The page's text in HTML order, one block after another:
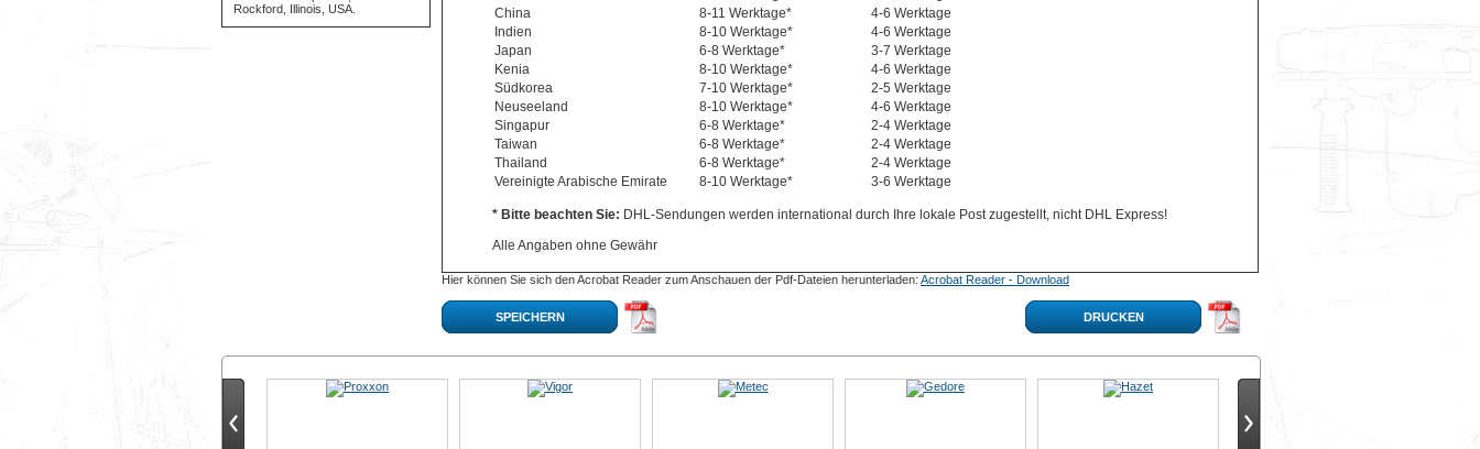
Rockford, Illinois, USA.
China
8-11 Werktage*
4-6 Werktage
Indien
8-10 Werktage*
4-6 Werktage
Japan
6-8 Werktage*
3-7 Werktage
Kenia
8-10 Werktage*
4-6 Werktage
Südkorea
7-10 Werktage*
2-5 Werktage
Neuseeland
8-10 Werktage*
4-6 Werktage
Singapur
6-8 Werktage*
2-4 Werktage
Taiwan
6-8 Werktage*
2-4 Werktage
Thailand
6-8 Werktage*
2-4 Werktage
Vereinigte Arabische Emirate
8-10 Werktage* 3-6 Werktage
* Bitte beachten Sie: DHL-Sendungen werden international durch Ihre lokale Post zugestellt, nicht DHL Express!
Alle Angaben ohne Gewähr
Hier können Sie sich den Acrobat Reader zum Anschauen der Pdf-Dateien herunterladen: Acrobat Reader - Download
SPEICHERN DRUCKEN